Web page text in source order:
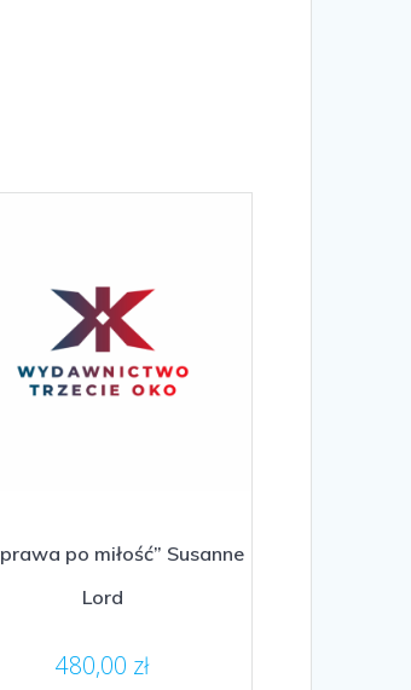
po miłość” Susanne
Lord
480,00 zł